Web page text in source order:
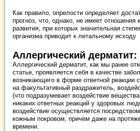
Как правило, опрелости определяет
прогноз, что, однако, не имеет
развития, при которых значительная
организма приводит к летальному исходу
Аллергический
Аллергический дерматит, как мы ранее
статье, проявляется себя в качестве
возникающего в форме ответной реакции
на факультативный раздражитель,
(что подразумевает воздействие
никаких ответных реакций у здоровых
воздействие осуществляется
кожным покровом, причем даже на
времени.